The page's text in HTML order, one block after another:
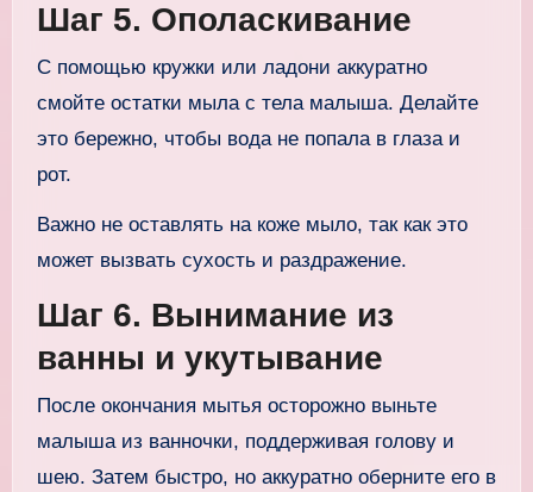
Шаг 5. Ополаскивание
С помощью кружки или ладони аккуратно
смойте остатки мыла с тела малыша. Делайте
это бережно, чтобы вода не попала в глаза и
рот.
Важно не оставлять на коже мыло, так как это
может вызвать сухость и раздражение.
Шаг 6. Вынимание из
ванны и укутывание
После окончания мытья осторожно выньте
малыша из ванночки, поддерживая голову и
шею. Затем быстро, но аккуратно оберните его в